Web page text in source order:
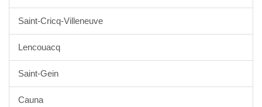
Saint-Cricq-Villeneuve
Lencouacq
Saint-Gein
Cauna